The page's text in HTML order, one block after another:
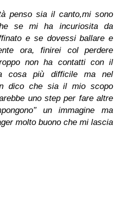
penso sia il canto,mi sono
se mi ha incuriosita da
e se dovessi ballare e
ora, finirei col perdere
non ha contatti con il
cosa più difficile ma nel
dico che sia il mio scopo
uno step per fare altre
un immagine ma
molto buono che mi lascia